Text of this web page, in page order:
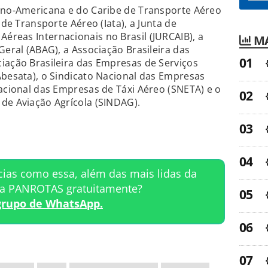
Americana e do Caribe de Transporte Aéreo
Transporte Aéreo (Iata), a Junta de
Internacionais no Brasil (JURCAIB), a
(ABAG), a Associação Brasileira das
Brasileira das Empresas de Serviços
o Sindicato Nacional das Empresas
das Empresas de Táxi Aéreo (SNETA) e o
Aviação Agrícola (SINDAG).
como essa, além das mais lidas da
PANROTAS gratuitamente?
de WhatsApp.